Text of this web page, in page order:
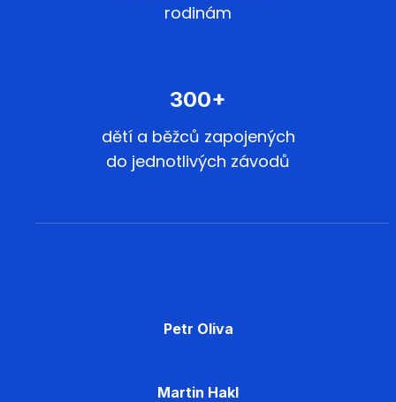
rodinám
300+
dětí a běžců zapojených
do jednotlivých závodů
Petr Oliva
Martin Hakl